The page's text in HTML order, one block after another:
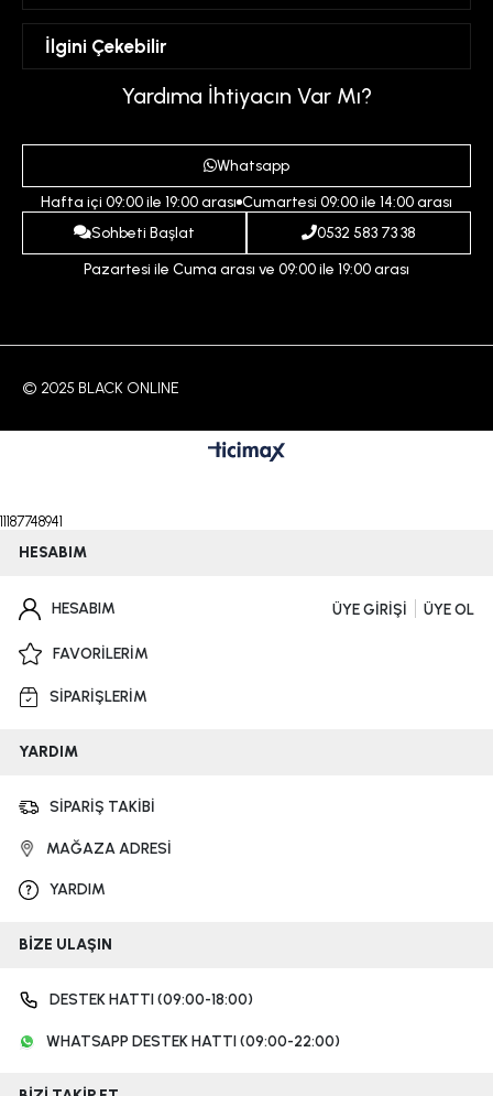
Hesabım
Favorilerim
Mesafeli Satış Sözleşmesi
Üyelik Sözleşmesi
Gizlilik ve Güvenlik Politikası
Ödeme ve Teslimat Koşulları
İptal ve İade Koşulları
İlgini Çekebilir
İndirim
Yardıma İhtiyacın Var Mı?
Whatsapp
Hafta içi 09:00 ile 19:00 arası Cumartesi 09:00 ile 14:00 arası
Sohbeti Başlat
0532 583 73 38
Pazartesi ile Cuma arası ve 09:00 ile 19:00 arası
© 2025 BLACK ONLINE
11187748941
HESABIM
HESABIM ÜYE GİRİŞİ ÜYE OL
FAVORİLERİM
SİPARİŞLERİM
YARDIM
SİPARİŞ TAKİBİ
MAĞAZA ADRESİ
YARDIM
BİZE ULAŞIN
DESTEK HATTI (09:00-18:00)
WHATSAPP DESTEK HATTI (09:00-22:00)